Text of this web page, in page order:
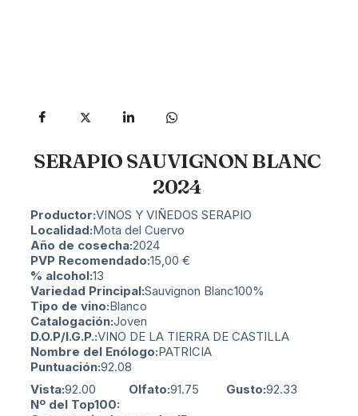
SERAPIO SAUVIGNON BLANC
2024
Productor:VINOS Y VIÑEDOS SERAPIO
Localidad:Mota del Cuervo
Año de cosecha:2024
PVP Recomendado:15,00 €
% alcohol:13
Variedad Principal:Sauvignon Blanc100%
Tipo de vino:Blanco
Catalogación:Joven
D.O.P/I.G.P.:VINO DE LA TIERRA DE CASTILLA
Nombre del Enólogo:PATRICIA
Puntuación:92.08
Vista:92.00 Olfato:91.75 Gusto:92.33
Nº del Top100: